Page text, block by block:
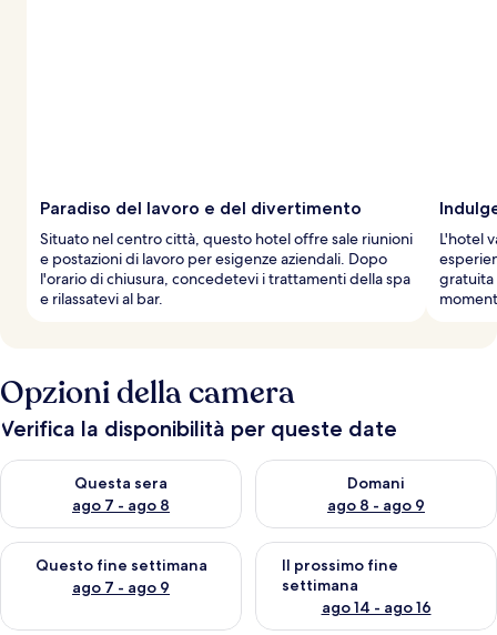
Paradiso del lavoro e del divertimento
Situato nel centro città, questo hotel offre sale riunioni
e postazioni di lavoro per esigenze aziendali. Dopo
l'orario di chiusura, concedetevi i trattamenti della spa
e rilassatevi al bar.
L'hotel
gratuita
Opzioni della camera
Verifica la disponibilità per queste date
Questa sera
ago 7 - ago 8
Verifica la disponibilità per questa sera, ago 7 - ago 8
Domani
ago 8 - ago 9
Verifica la disponibilità per
Questo fine settimana
ago 7 - ago 9
Verifica la disponibilità per questo fine settimana, ago 7 - ago
Il prossimo fine
settimana
ago 14 - ago 16
Verifica la disponibilità per il